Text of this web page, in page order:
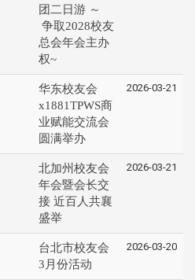
团二日游 ～
争取2028校友
总会年会主办
权~
华东校友会
x1881TPWS商
业赋能交流会
圆满举办
2026-03-21
北加州校友会
年会暨会长交
接 近百人共襄
盛举
2026-03-21
台北市校友会
3月份活动
2026-03-20